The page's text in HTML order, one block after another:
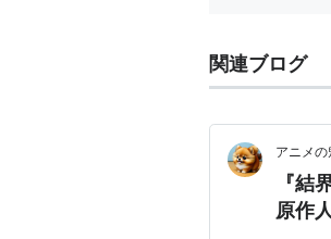
関連ブログ
アニメの
『結
原作